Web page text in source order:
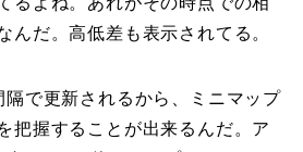
んだ。高低差も表示されてる。
隔で更新されるから、ミニマップ
把握することが出来るんだ。ア